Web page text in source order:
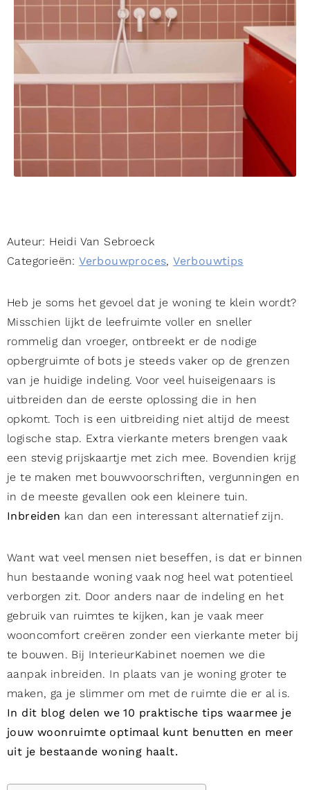
Auteur: Heidi Van Sebroeck
Categorieën:Verbouwproces,Verbouwtips
Heb je soms het gevoel dat je woning te klein wordt?
Misschien lijkt de leefruimte voller en sneller
rommelig dan vroeger, ontbreekt er de nodige
opbergruimte of bots je steeds vaker op de grenzen
van je huidige indeling. Voor veel huiseigenaars is
uitbreiden dan de eerste oplossing die in hen
opkomt. Toch is een uitbreiding niet altijd de meest
logische stap. Extra vierkante meters brengen vaak
een stevig prijskaartje met zich mee. Bovendien krijg
je te maken met bouwvoorschriften, vergunningen en
in de meeste gevallen ook een kleinere tuin.
Inbreiden kan dan een interessant alternatief zijn.
Want wat veel mensen niet beseffen, is dat er binnen
hun bestaande woning vaak nog heel wat potentieel
verborgen zit. Door anders naar de indeling en het
gebruik van ruimtes te kijken, kan je vaak meer
wooncomfort creëren zonder een vierkante meter bij
te bouwen. Bij InterieurKabinet noemen we die
aanpak inbreiden. In plaats van je woning groter te
maken, ga je slimmer om met de ruimte die er al is.
In dit blog delen we 10 praktische tips waarmee je
jouw woonruimte optimaal kunt benutten en meer
uit je bestaande woning haalt.